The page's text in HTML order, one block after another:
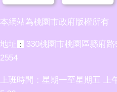
本網站為桃園市政府版權所有
地址 ：
330桃園市桃園區縣府
2554
上班時間：星期一至星期五 上